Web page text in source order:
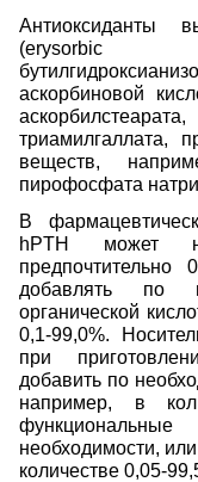
Антиоксиданты
(erysorbic
аскорбиновой
триамилгаллата,
веществ,
пирофосфата
В
hPTH может
предпочтительно
добавлять по
органической
0,1-99,0%.
при
добавить по
например, в
необходимости,
количестве 0,05-